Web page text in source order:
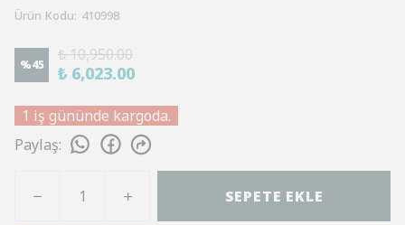
Ürün Kodu: 410998
%45
₺ 10,950.00
₺ 6,023.00
1 iş gününde kargoda.
Paylaş:
SEPETE EKLE